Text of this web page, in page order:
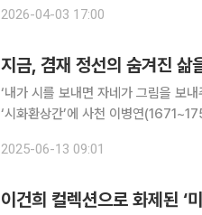
미술관 과천은 지금도 여전히 같은 자
2026-04-03 17:00
지금, 겸재 정선의 숨겨진 삶
‘내가 시를 보내면 자네가 그림을
‘시화환상간’에 사천 이병연
술 세계를 더욱 깊이 들여다볼 수 있
2025-06-13 09:01
이건희 컬렉션으로 화제된 ‘